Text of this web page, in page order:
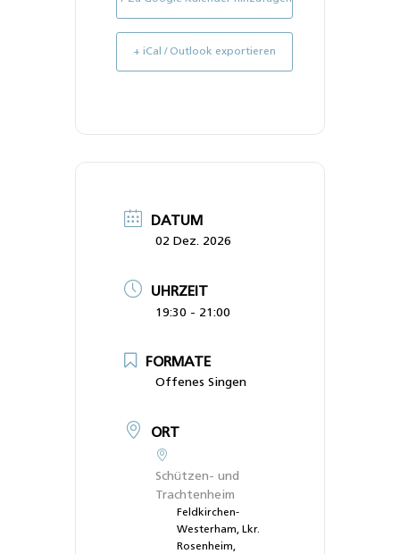
+ iCal / Outlook exportieren
DATUM
02 Dez. 2026
UHRZEIT
19:30 - 21:00
FORMATE
Offenes Singen
ORT
Schützen- und
Trachtenheim
Feldkirchen-
Westerham, Lkr.
Rosenheim,